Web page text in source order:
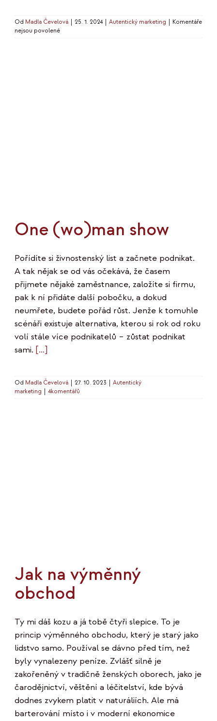
Od Madla Čevelová 25. 1. 2024 Autentický marketing
Komentáře
nejsou povolenéu
One (wo)man show
Pořídíte si živnostenský list a začnete podnikat.
A tak nějak se od vás očekává, že časem
přijmete nějaké zaměstnance, založíte si firmu,
pak k ní přidáte další pobočku, a dokud
neumřete, budete pořád růst. Jenže k tomuhle
scénáři existuje alternativa, kterou si rok od roku
volí stále více podnikatelů – zůstat podnikat
sami. […]
Od Madla Čevelová 27. 10. 2023
Autentický
marketing
4komentářů
Jak na výměnný
obchod
Ty mi dáš kozu a já tobě čtyři slepice. To je
princip výměnného obchodu, který je starý jako
lidstvo samo. Používal se dávno před tím, než
byly vynalezeny peníze. Zvlášť silně je
zakořeněný v tradičně ženských oborech, jako je
čarodějnictví, věštění a léčitelství, kde bývá
dodnes zvykem platit v naturáliích. Ale má
barterování místo i v moderní ekonomice